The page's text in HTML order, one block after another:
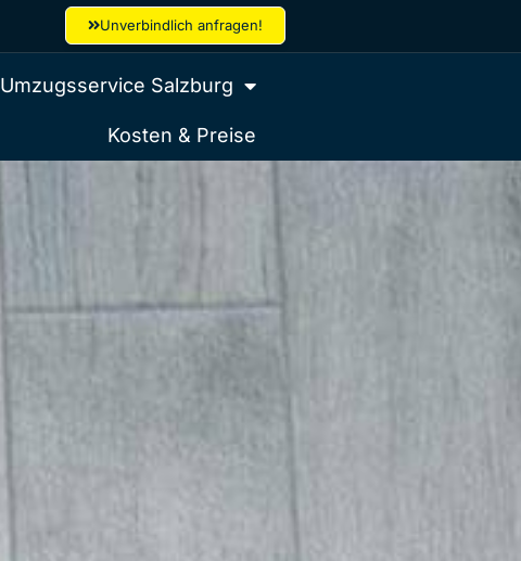
Unverbindlich anfragen!
Umzugsservice Salzburg
Kosten & Preise